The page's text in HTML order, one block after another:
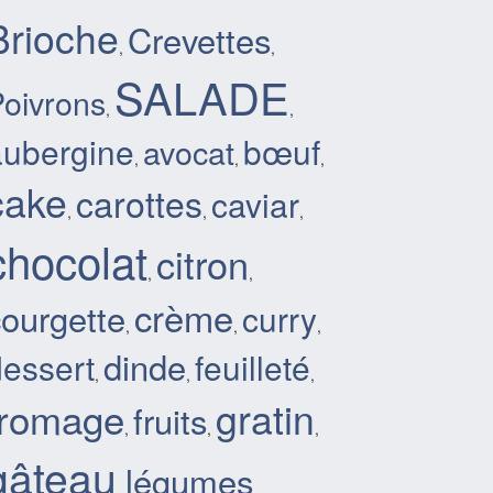
, Crevettes,
, SALADE,
, avocat, bœuf,
, carottes, caviar,
, citron,
, crème, curry,
, dinde, feuilleté,
, fruits, gratin,
légumes